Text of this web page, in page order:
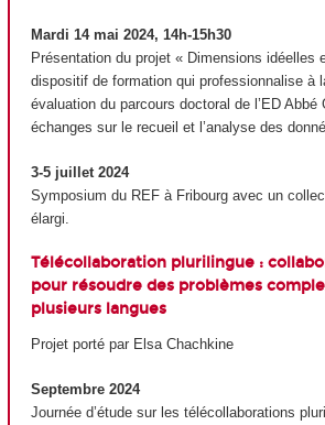
Mardi 14 mai 2024, 14h-15h30
Présentation du projet « Dimensions idéelles
dispositif de formation qui professionnalise à
évaluation du parcours doctoral de l’ED Abbé
échanges sur le recueil et l’analyse des
3-5 juillet 2024
Symposium du REF à Fribourg avec un
élargi.
Télécollaboration plurilingue :
pour résoudre des problèmes
plusieurs langues
Projet porté par Elsa Chachkine
Septembre 2024
Journée d’étude sur les télécollaborations